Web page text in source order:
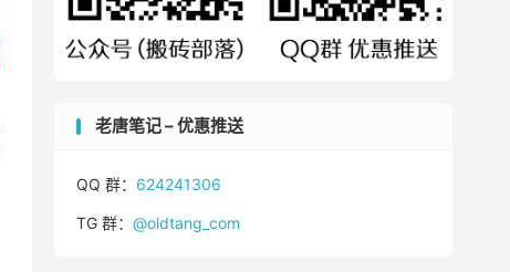
老唐笔记 – 优惠推送
QQ 群： 624241306
TG 群： @oldtang_com